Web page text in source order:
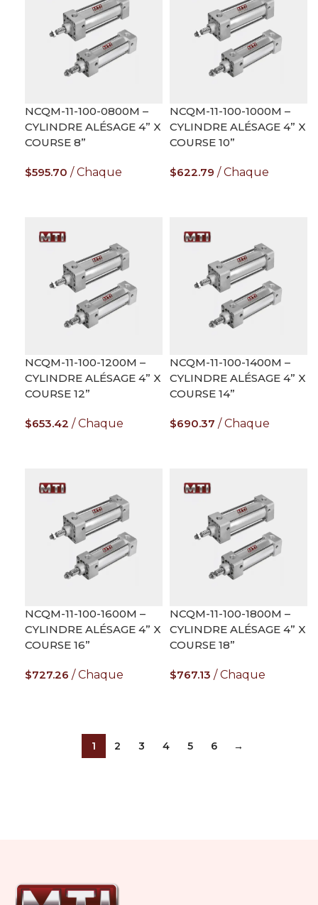
NCQM-11-100-0800M –
CYLINDRE ALÉSAGE 4” X
COURSE 8”
$595.70 Chaque
NCQM-11-100-1000M –
CYLINDRE ALÉSAGE 4” X
COURSE 10”
$622.79 Chaque
NCQM-11-100-1200M –
CYLINDRE ALÉSAGE 4” X
COURSE 12”
$653.42 Chaque
NCQM-11-100-1400M –
CYLINDRE ALÉSAGE 4” X
COURSE 14”
$690.37 Chaque
NCQM-11-100-1600M –
CYLINDRE ALÉSAGE 4” X
COURSE 16”
$727.26 Chaque
NCQM-11-100-1800M –
CYLINDRE ALÉSAGE 4” X
COURSE 18”
$767.13 Chaque
1 2 3 4 5 6 →